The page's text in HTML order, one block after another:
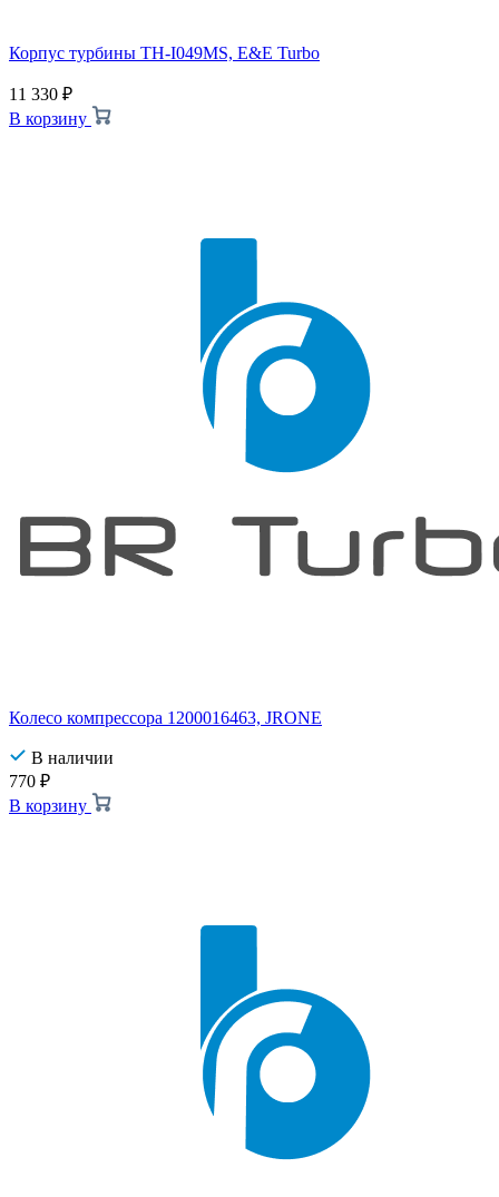
Корпус турбины TH-I049MS, E&E Turbo
11 330 ₽
В корзину
Колесо компрессора 1200016463, JRONE
В наличии
770 ₽
В корзину